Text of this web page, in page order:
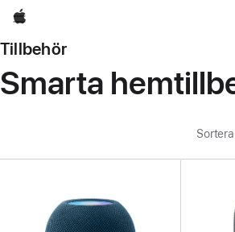
Apple
Tillbehör
Smarta